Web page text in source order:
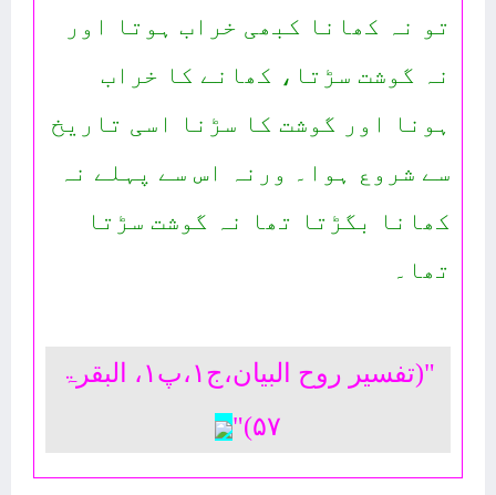
تو نہ کھانا کبھی خراب ہوتا اور
نہ گوشت سڑتا، کھانے کا خراب
ہونا اور گوشت کا سڑنا اسی تاریخ
سے شروع ہوا۔ ورنہ اس سے پہلے نہ
کھانا بگڑتا تھا نہ گوشت سڑتا
تھا۔
"(تفسیر روح البیان،ج۱،پ۱، البقرۃ
۵۷)"